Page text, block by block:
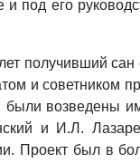
под его
получивший сан
и советником
были возведены
и И.Л.
Проект был в